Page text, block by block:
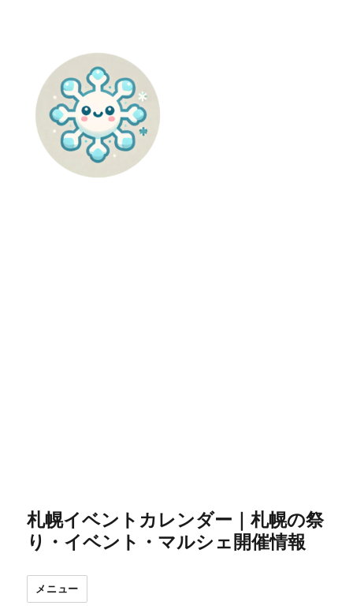
札幌イベントカレンダー｜札幌の祭
り・イベント・マルシェ開催情報
メニュー